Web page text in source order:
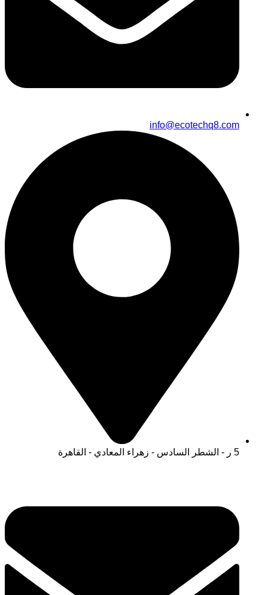
info@ecotechq8.com
5 ر - الشطر السادس - زهراء المعادي - القاهرة